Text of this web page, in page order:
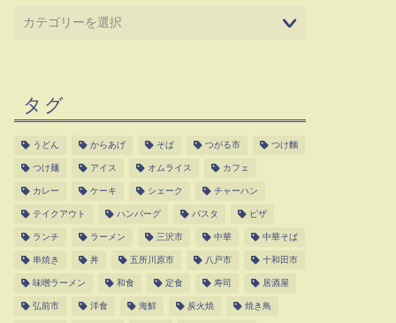
タグ
うどん からあげ そば つがる市 つけ麵
つけ麺 アイス オムライス カフェ
カレー ケーキ シェーク チャーハン
テイクアウト ハンバーグ パスタ ピザ
ランチ ラーメン 三沢市 中華 中華そば
串焼き 丼 五所川原市 八戸市 十和田市
味噌ラーメン 和食 定食 寿司 居酒屋
弘前市 洋食 海鮮 炭火焼 焼き鳥